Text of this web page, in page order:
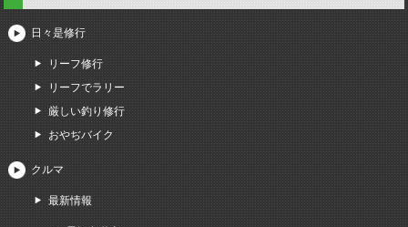
日々是修行
リーフ修行
リーフでラリー
厳しい釣り修行
おやぢバイク
クルマ
最新情報